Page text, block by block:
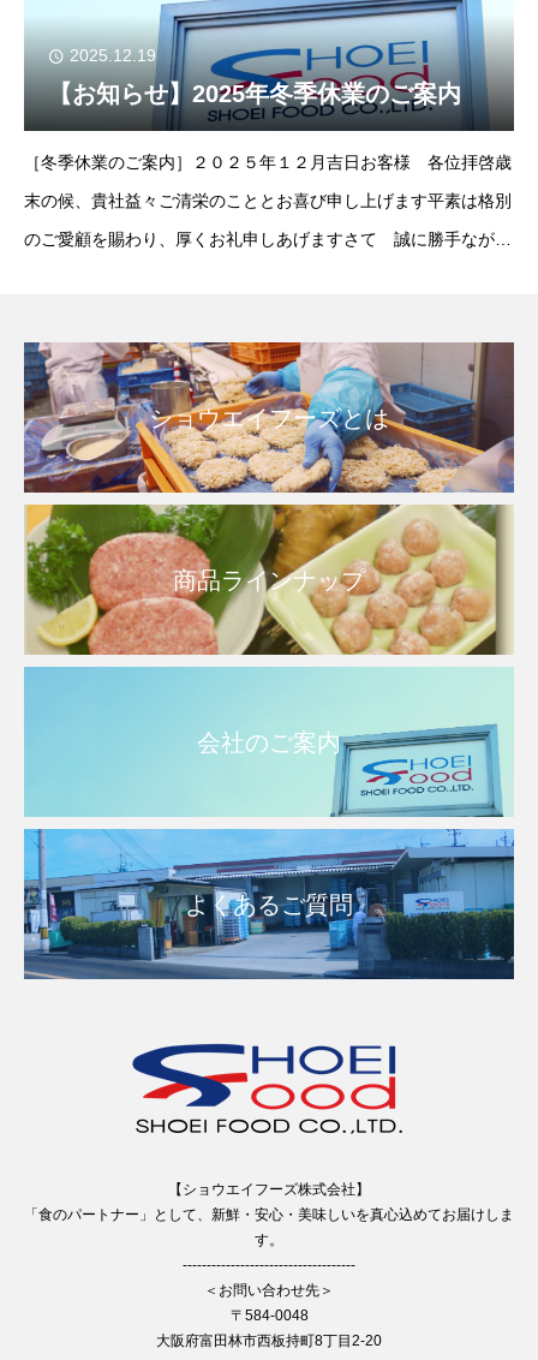
2025.12.19
【お知らせ】2025年冬季休業のご案内
［冬季休業のご案内］２０２５年１２月吉日お客様 各位拝啓歳
末の候、貴社益々ご清栄のこととお喜び申し上げます平素は格別
のご愛顧を賜わり、厚くお礼申しあげますさて 誠に勝手ながら
ショウエイフーズとは
商品ラインナップ
会社のご案内
よくあるご質問
【ショウエイフーズ株式会社】
「食のパートナー」として、新鮮・安心・美味しいを真心込めてお届けしま
す。
------------------------------------
＜お問い合わせ先＞
〒584-0048
大阪府富田林市西板持町8丁目2-20